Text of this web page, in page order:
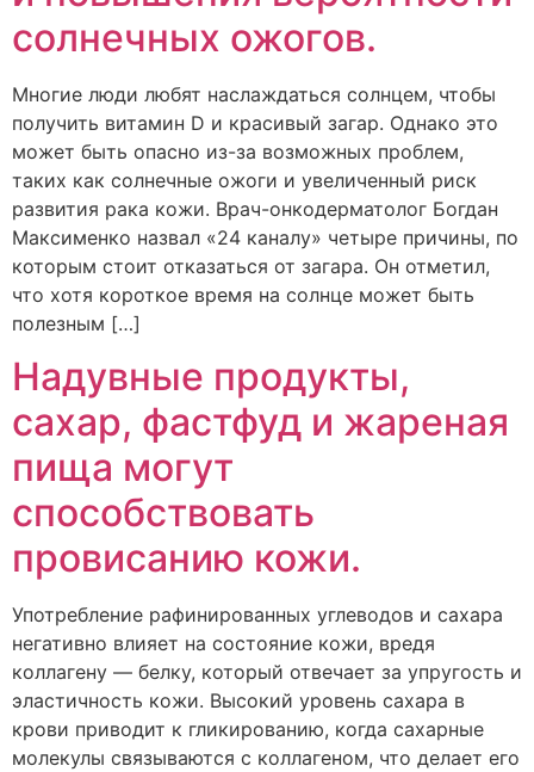
солнечных ожогов.
Многие люди любят наслаждаться солнцем, чтобы
получить витамин D и красивый загар. Однако это
может быть опасно из-за возможных проблем,
таких как солнечные ожоги и увеличенный риск
развития рака кожи. Врач-онкодерматолог Богдан
Максименко назвал «24 каналу» четыре причины, по
которым стоит отказаться от загара. Он отметил,
что хотя короткое время на солнце может быть
полезным […]
Надувные продукты,
сахар, фастфуд и жареная
пища могут
способствовать
провисанию кожи.
Употребление рафинированных углеводов и сахара
негативно влияет на состояние кожи, вредя
коллагену — белку, который отвечает за упругость и
эластичность кожи. Высокий уровень сахара в
крови приводит к гликированию, когда сахарные
молекулы связываются с коллагеном, что делает его